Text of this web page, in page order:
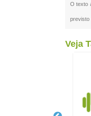
O texto
previsto
Veja